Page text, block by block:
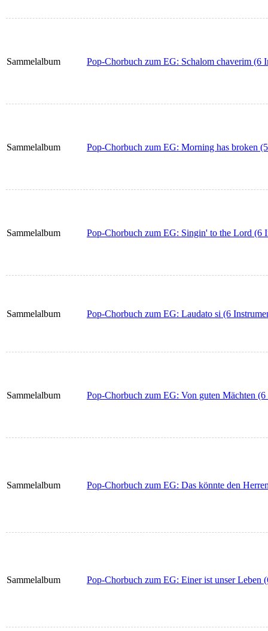
Sammelalbum Pop-Chorbuch zum EG: Schalom chaverim (6
Sammelalbum Pop-Chorbuch zum EG: Morning has broken
Sammelalbum Pop-Chorbuch zum EG: Singin' to the Lord (6
Sammelalbum Pop-Chorbuch zum EG: Laudato si (6
Sammelalbum Pop-Chorbuch zum EG: Von guten Mächten (6
Sammelalbum Pop-Chorbuch zum EG: Das könnte den
Sammelalbum Pop-Chorbuch zum EG: Einer ist unser Leben